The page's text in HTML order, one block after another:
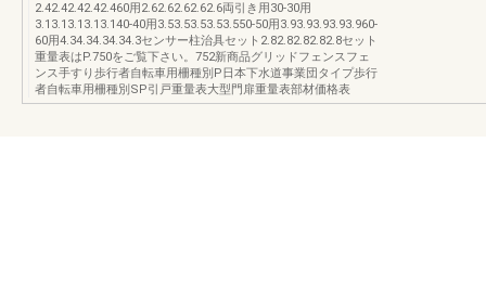
2.42.42.42.42.460用2.62.62.62.62.6両引き用30-30用
3.13.13.13.13.140-40用3.53.53.53.53.550-50用3.93.93.93.93.960-
60用4.34.34.34.34.3センサー柱治具セット2.82.82.82.82.8セット
重量表はP.750をご覧下さい。752新商品グリッドフェンスフェ
ンス手すり歩行者自転車用柵種別P日本下水道事業団タイプ歩行
者自転車用柵種別SP引戸重量表大型門扉重量表部材価格表